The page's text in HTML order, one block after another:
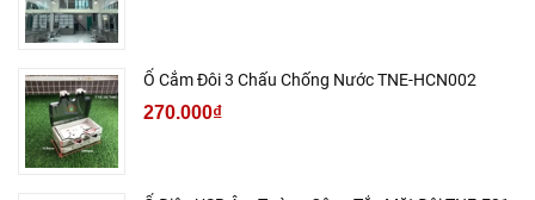
Ổ Cắm Đôi 3 Chấu Chống Nước TNE-HCN002
270.000₫